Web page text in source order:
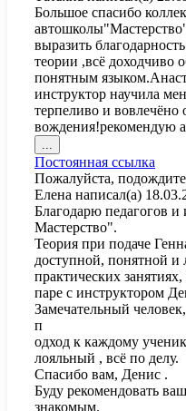
состояние.
Большое спасибо
выразить
теории ,всё доходчиво
понятным
инструктор научила
терпеливо и вовлечёно
вождения!рекомендую
этот
метабокс
в
другое
состояние.
Постоянная ссылка
Пожалуйста,
Елена написал(а)
Благодарю педагогов
Мастерство".
Теория при подаче
доступной, понятной и
практических
паре с инструктором
Замечательный
п
одход к каждому
лояльный , всё по делу.
Спасибо вам, Денис .
Буду рекомендовать
знакомым.